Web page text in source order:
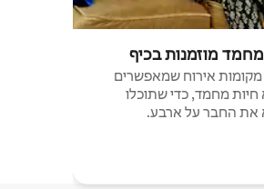
מוזמנות בכיף
מקומות אירוח שמאפשרים
חיות מחמד, כדי שתוכלו
את החבר על ארבע.